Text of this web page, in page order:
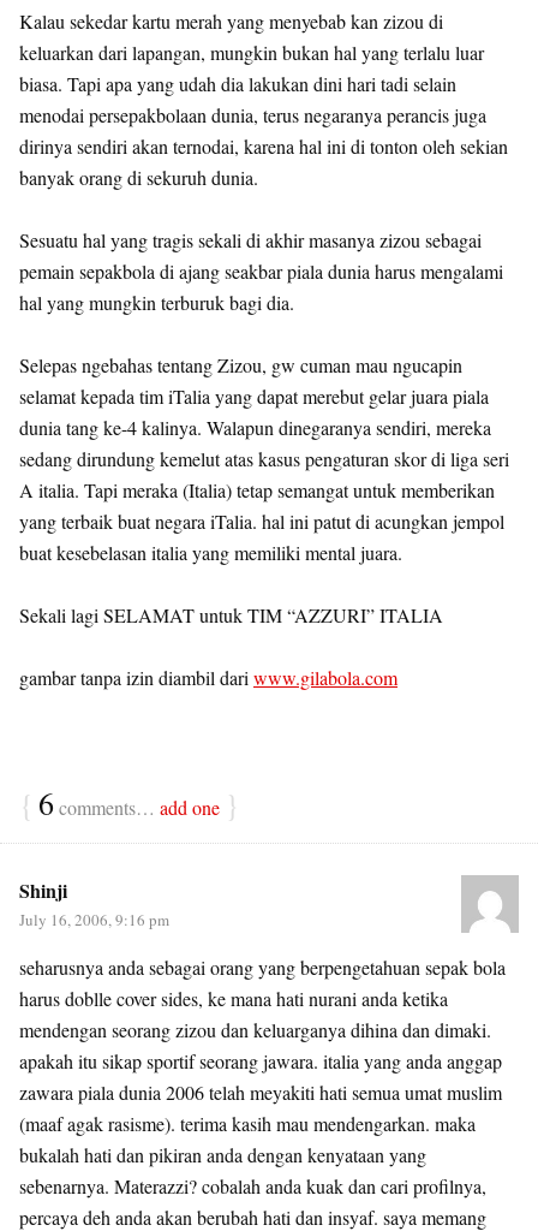
Kalau sekedar kartu merah yang menyebab kan zizou di
keluarkan dari lapangan, mungkin bukan hal yang terlalu luar
biasa. Tapi apa yang udah dia lakukan dini hari tadi selain
menodai persepakbolaan dunia, terus negaranya perancis juga
dirinya sendiri akan ternodai, karena hal ini di tonton oleh sekian
banyak orang di sekuruh dunia.
Sesuatu hal yang tragis sekali di akhir masanya zizou sebagai
pemain sepakbola di ajang seakbar piala dunia harus mengalami
hal yang mungkin terburuk bagi dia.
Selepas ngebahas tentang Zizou, gw cuman mau ngucapin
selamat kepada tim iTalia yang dapat merebut gelar juara piala
dunia tang ke-4 kalinya. Walapun dinegaranya sendiri, mereka
sedang dirundung kemelut atas kasus pengaturan skor di liga seri
A italia. Tapi meraka (Italia) tetap semangat untuk memberikan
yang terbaik buat negara iTalia. hal ini patut di acungkan jempol
buat kesebelasan italia yang memiliki mental juara.
Sekali lagi SELAMAT untuk TIM “AZZURI” ITALIA
gambar tanpa izin diambil dari www.gilabola.com
{ 6 comments… add one }
Shinji
July 16, 2006, 9:16 pm
seharusnya anda sebagai orang yang berpengetahuan sepak bola
harus doblle cover sides, ke mana hati nurani anda ketika
mendengan seorang zizou dan keluarganya dihina dan dimaki.
apakah itu sikap sportif seorang jawara. italia yang anda anggap
zawara piala dunia 2006 telah meyakiti hati semua umat muslim
(maaf agak rasisme). terima kasih mau mendengarkan. maka
bukalah hati dan pikiran anda dengan kenyataan yang
sebenarnya. Materazzi? cobalah anda kuak dan cari profilnya,
percaya deh anda akan berubah hati dan insyaf. saya memang